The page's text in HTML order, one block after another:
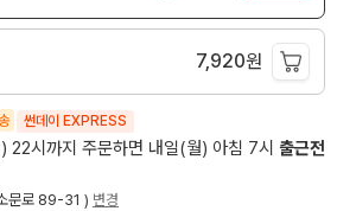
7,920원
썬데이 EXPRESS
22시까지 주문하면 내일(월) 아침 7시 출근전
문로 89-31 ) 변경